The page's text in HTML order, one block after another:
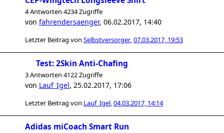
4 Antworten 4234 Zugriffe
von fahrendersaenger, 06.02.2017, 14:40
Letzter Beitrag von Selbstversorger,07.03.2017, 19:53
Test: 2Skin Anti-Chafing
3 Antworten 4122 Zugriffe
von Lauf_Igel, 25.02.2017, 17:06
Letzter Beitrag von Lauf_Igel,04.03.2017, 14:14
Adidas miCoach Smart Run